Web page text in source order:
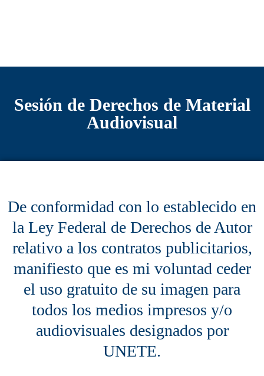
Sesión de Derechos de Material
Audiovisual
De conformidad con lo establecido en
la Ley Federal de Derechos de Autor
relativo a los contratos publicitarios,
manifiesto que es mi voluntad ceder
el uso gratuito de su imagen para
todos los medios impresos y/o
audiovisuales designados por
UNETE.